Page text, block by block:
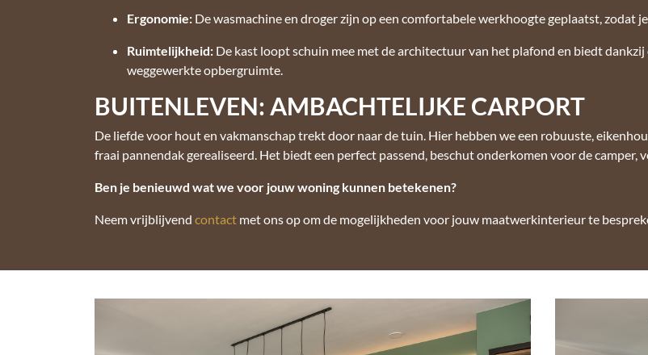
Ergonomie: De wasmachine en droger zijn op een comfortabele werkhoogte geplaatst, zodat
Ruimtelijkheid: De kast loopt schuin mee met de architectuur van het plafond en biedt
weggewerkte opbergruimte.
BUITENLEVEN: AMBACHTELIJKE CARPORT
De liefde voor hout en vakmanschap trekt door naar de tuin. Hier hebben we een robuuste,
fraai pannendak gerealiseerd. Het biedt een perfect passend, beschut onderkomen voor de camper,
Ben je benieuwd wat we voor jouw woning kunnen betekenen?
Neem vrijblijvend contact met ons op om de mogelijkheden voor jouw maatwerkinterieur te